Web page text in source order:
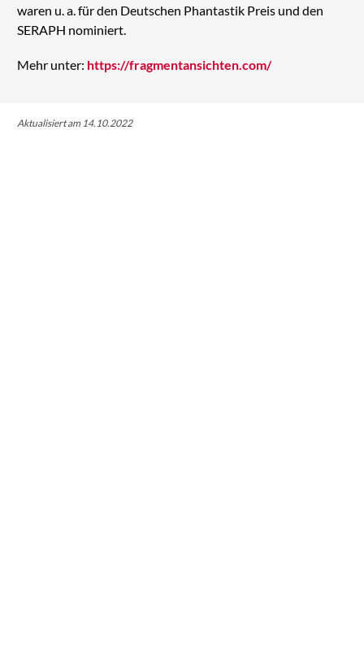
waren u. a. für den Deutschen Phantastik Preis und den
SERAPH nominiert.
Mehr unter: https://fragmentansichten.com/
Aktualisiert am 14.10.2022